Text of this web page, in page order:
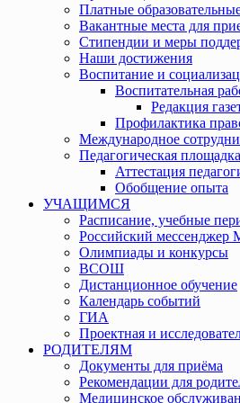
Платные
Вакантные места для
Стипендии и меры
Наши достижения
Воспитание и
Воспитательная
Редакция
Профилактика
Международное
Педагогическая площадка
Аттестация
Обобщение опыта
УЧАЩИМСЯ
Расписание, учебные
Российский мессенджер
Олимпиады и конкурсы
ВСОШ
Дистанционное обучение
Календарь событий
ГИА
Проектная и
РОДИТЕЛЯМ
Документы для приёма
Рекомендации для
Медицинское